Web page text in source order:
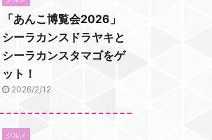
「あんこ博覧会2026」
シーラカンスドラヤキと
シーラカンスタマゴをゲ
ット！
2026/2/12
グルメ